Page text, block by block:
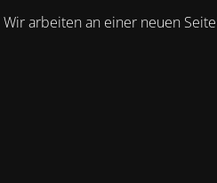
Wir arbeiten an einer neuen